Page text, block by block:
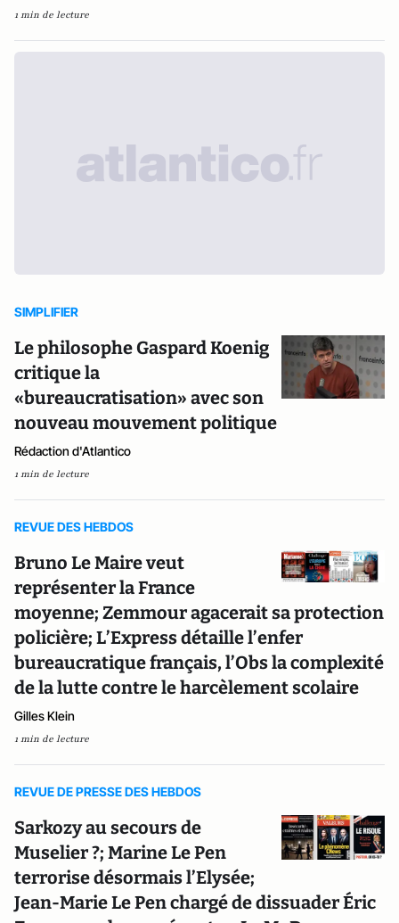
1 min de lecture
SIMPLIFIER
Le philosophe Gaspard Koenig
critique la
«bureaucratisation» avec son
nouveau mouvement politique
Rédaction d'Atlantico
1 min de lecture
REVUE DES HEBDOS
Bruno Le Maire veut
représenter la France
moyenne; Zemmour agacerait sa protection
policière; L’Express détaille l’enfer
bureaucratique français, l’Obs la complexité
de la lutte contre le harcèlement scolaire
Gilles Klein
1 min de lecture
REVUE DE PRESSE DES HEBDOS
Sarkozy au secours de
Muselier ?; Marine Le Pen
terrorise désormais l’Elysée;
Jean-Marie Le Pen chargé de dissuader Éric